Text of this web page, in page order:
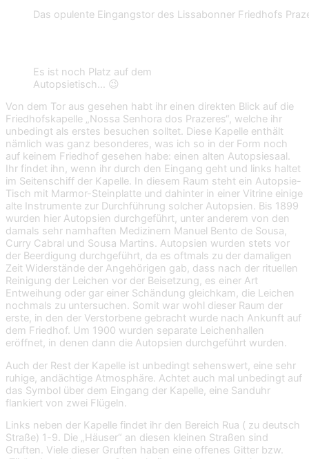
Das opulente Eingangstor des Lissabonner Friedhofs
Es ist noch Platz auf dem
Autopsietisch… 😉
Von dem Tor aus gesehen habt ihr einen direkten Blick auf die
Friedhofskapelle „Nossa Senhora dos Prazeres“, welche ihr
unbedingt als erstes besuchen solltet. Diese Kapelle enthält
nämlich was ganz besonderes, was ich so in der Form noch
auf keinem Friedhof gesehen habe: einen alten Autopsiesaal.
Ihr findet ihn, wenn ihr durch den Eingang geht und links haltet
im Seitenschiff der Kapelle. In diesem Raum steht ein Autopsie-
Tisch mit Marmor-Steinplatte und dahinter in einer Vitrine einige
alte Instrumente zur Durchführung solcher Autopsien. Bis 1899
wurden hier Autopsien durchgeführt, unter anderem von den
damals sehr namhaften Medizinern Manuel Bento de Sousa,
Curry Cabral und Sousa Martins. Autopsien wurden stets vor
der Beerdigung durchgeführt, da es oftmals zu der damaligen
Zeit Widerstände der Angehörigen gab, dass nach der rituellen
Reinigung der Leichen vor der Beisetzung, es einer Art
Entweihung oder gar einer Schändung gleichkam, die Leichen
nochmals zu untersuchen. Somit war wohl dieser Raum der
erste, in den der Verstorbene gebracht wurde nach Ankunft auf
dem Friedhof. Um 1900 wurden separate Leichenhallen
eröffnet, in denen dann die Autopsien durchgeführt wurden.
Auch der Rest der Kapelle ist unbedingt sehenswert, eine sehr
ruhige, andächtige Atmosphäre. Achtet auch mal unbedingt auf
das Symbol über dem Eingang der Kapelle, eine Sanduhr
flankiert von zwei Flügeln.
Links neben der Kapelle findet ihr den Bereich Rua ( zu deutsch
Straße) 1-9. Die „Häuser“ an diesen kleinen Straßen sind
Gruften. Viele dieser Gruften haben eine offenes Gitter bzw.